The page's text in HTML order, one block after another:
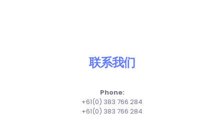
联系我们
Phone:
+61(0) 383 766 284
+61(0) 383 766 284